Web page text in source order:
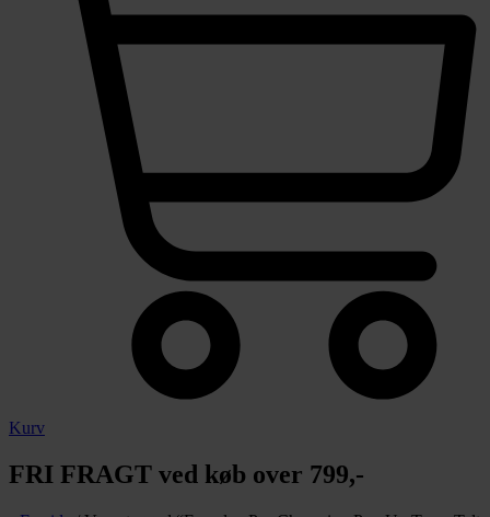
Kurv
FRI FRAGT ved køb over 799,-